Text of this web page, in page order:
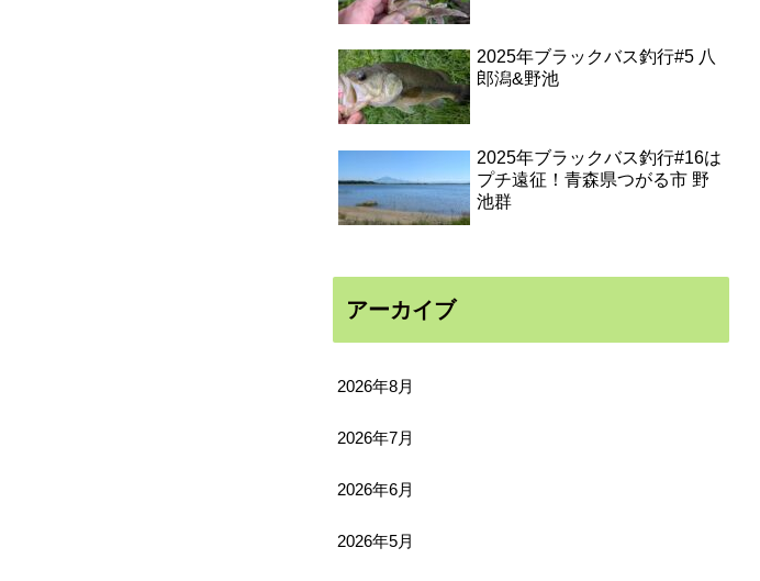
2025年ブラックバス釣行#5 八
郎潟&野池
2025年ブラックバス釣行#16は
プチ遠征！青森県つがる市 野
池群
アーカイブ
2026年8月
2026年7月
2026年6月
2026年5月